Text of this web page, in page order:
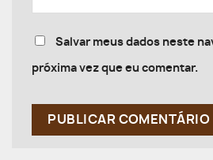
Salvar meus dados neste
próxima vez que eu comentar.